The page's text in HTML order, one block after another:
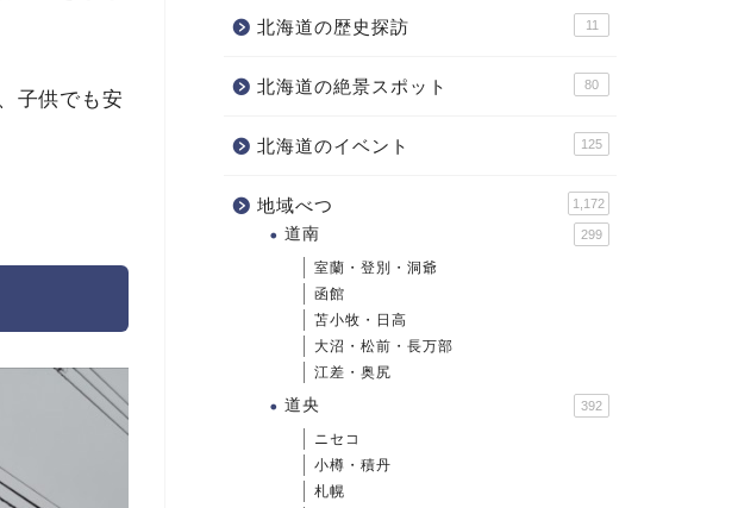
子供でも安
北海道の歴史探訪 11
北海道の絶景スポット 80
北海道のイベント 125
地域べつ 1,172
道南 299
室蘭・登別・洞爺
函館
苫小牧・日高
大沼・松前・長万部
江差・奥尻
道央 392
ニセコ
小樽・積丹
札幌